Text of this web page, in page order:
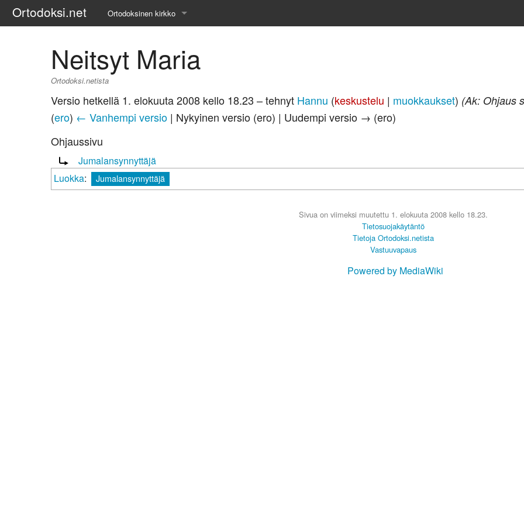
Ortodoksi.net Ortodoksinen kirkko
Liturgiset tekstit
Kirkkohistoria
Uskonoppi
Neitsyt Maria
Ortodoksi.netista
Versio hetkellä 1. elokuuta 2008 kello 18.23 – tehnyt Hannu (keskustelu | muokkaukset) (Ak: Ohjaus
(ero) ← Vanhempi versio | Nykyinen versio (ero) | Uudempi versio → (ero)
Ohjaussivu
Ohjaus sivulle:
Jumalansynnyttäjä
Luokka: Jumalansynnyttäjä
Sivua on viimeksi muutettu 1. elokuuta 2008 kello 18.23.
Tietosuojakäytäntö
Tietoja Ortodoksi.netista
Vastuuvapaus
Powered by MediaWiki